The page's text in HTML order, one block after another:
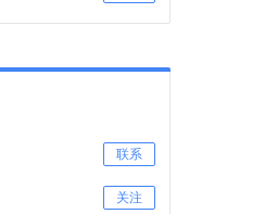
联系
关注